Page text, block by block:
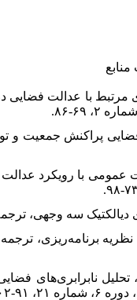
هاشم (۱۳۹۷)، فراروش پژوهش‌های
ملکی، سعید و حسینی، نبی‌الله (۱۳۹۶)،
(۱۳۹۹)، تحلیل توزیع خدمات
گرایانه نظریه
طاهر؛ حسینی، فرشته و بهبودی مقدم،
۱۰۲.